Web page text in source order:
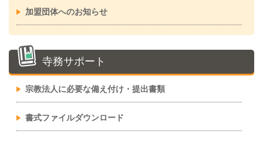
加盟団体へのお知らせ
寺務サポート
宗教法人に必要な備え付け・提出書類
書式ファイルダウンロード